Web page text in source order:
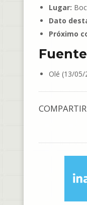
Lugar:
Dato
Próximo
Olé (13/